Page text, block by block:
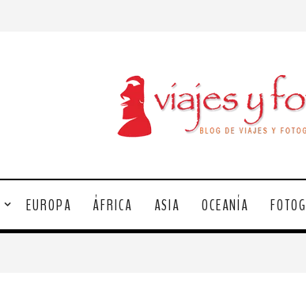
EUROPA ÁFRICA ASIA OCEANÍA